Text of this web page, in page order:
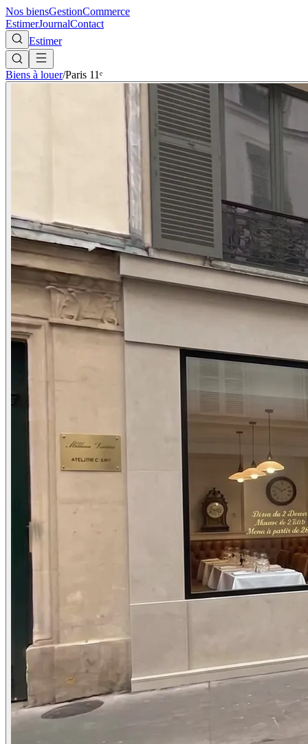
Nos biensGestionCommerce
EstimerJournalContact
Estimer
Biens à louer/Paris 11ᵉ